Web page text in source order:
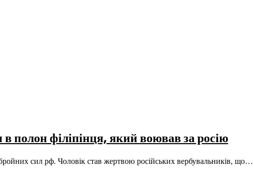
в полон філіпінця, який воював за росію
сил рф. Чоловік став жертвою російських вербувальників, що…